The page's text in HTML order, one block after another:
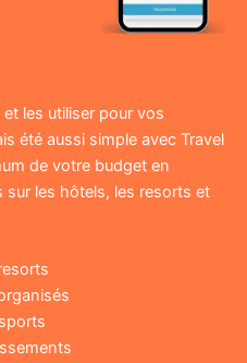
les utiliser pour vos
été aussi simple avec Travel
de votre budget en
sur les hôtels, les resorts et